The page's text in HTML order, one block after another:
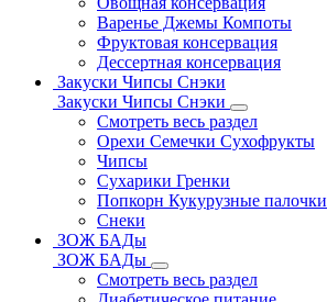
Варенье Джемы Компоты
Фруктовая консервация
Дессертная консервация
Закуски Чипсы Снэки
Закуски Чипсы Снэки
Смотреть весь раздел
Орехи Семечки Сухофрукты
Чипсы
Сухарики Гренки
Попкорн Кукурузные палочки
Снеки
ЗОЖ БАДы
ЗОЖ БАДы
Смотреть весь раздел